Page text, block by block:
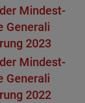
Min­dest­
Gene­rali
2023
Min­dest­
Gene­rali
2022